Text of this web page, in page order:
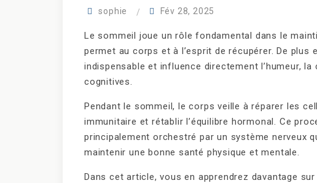
sophie Fév 28, 2025
Le sommeil joue un rôle fondamental dans le
permet au corps et à l’esprit de récupérer. De
indispensable et influence directement l’humeur,
cognitives.
Pendant le sommeil, le corps veille à réparer les
immunitaire et rétablir l’équilibre hormonal. Ce
principalement orchestré par un système nerveux
maintenir une bonne santé physique et mentale.
Dans cet article, vous en apprendrez davantage